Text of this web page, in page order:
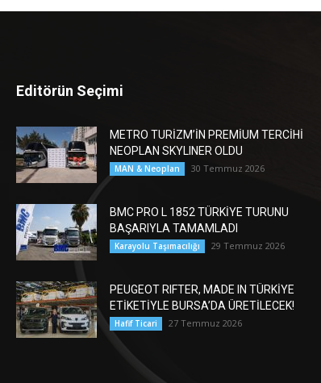
Editörün Seçimi
METRO TURİZM’İN PREMİUM TERCİHİ
NEOPLAN SKYLINER OLDU
MAN & Neoplan 30 Temmuz 2026
BMC PRO L 1852 TÜRKİYE TURUNU
BAŞARIYLA TAMAMLADI
Karayolu Taşımacılığı 29 Temmuz 2026
PEUGEOT RIFTER, MADE IN TÜRKİYE
ETİKETİYLE BURSA’DA ÜRETİLECEK!
Hafif Ticari 27 Temmuz 2026